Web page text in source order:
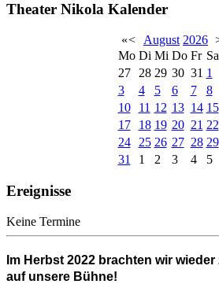
Theater Nikola Kalender
«< August 2026
Mo Di Mi Do Fr Sa
27
28 29 30 31 1
3
4 5 6 7 8
10
11 12 13 14 15
17
18 19 20 21 22
24
25 26 27 28 29
31
1 2 3 4 5
Ereignisse
Keine Termine
Im Herbst 2022 brachten wir wieder
auf unsere Bühne!